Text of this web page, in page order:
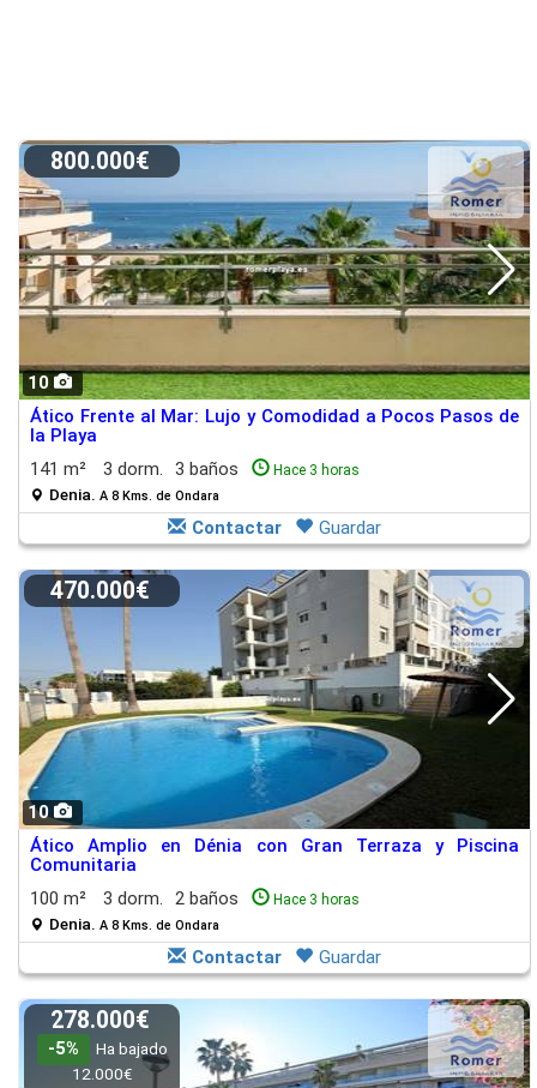
10
800.000€
Ático Frente al Mar: Lujo y Comodidad a Pocos Pasos de
la Playa
141 m²
3 dorm. 3 baños Hace 3 horas
Denia. A 8 Kms. de Ondara
Contactar Guardar
10
470.000€
Ático Amplio en Dénia con Gran Terraza y Piscina
Comunitaria
100 m²
3 dorm. 2 baños Hace 3 horas
Denia. A 8 Kms. de Ondara
Contactar Guardar
278.000€
-5%
Ha bajado
12.000€